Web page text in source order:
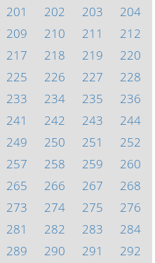
201 202 203
204
209 210 211
212
217 218 219
220
225 226 227
228
233 234 235
236
241 242 243
244
249 250 251
252
257 258 259
260
265 266 267
268
273 274 275
276
281 282 283
284
289 290 291
292